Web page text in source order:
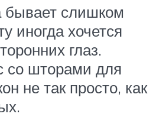
бывает слишком
иногда хочется
глаз.
со шторами для
не так просто, как